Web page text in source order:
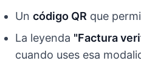
Un código QR que
La leyenda "Factura
cuando uses esa